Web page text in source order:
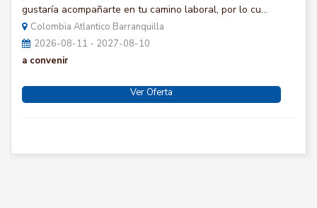
gustaría acompañarte en tu camino laboral, por lo cu...
Colombia Atlantico Barranquilla
2026-08-11 - 2027-08-10
a convenir
Ver Oferta